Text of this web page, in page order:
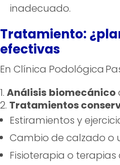
inadecuado.
Tratamiento:
efectivas
En Clínica Podológica
Análisis biomecánico
Tratamientos
Estiramientos y
Cambio de calzado o
Fisioterapia o